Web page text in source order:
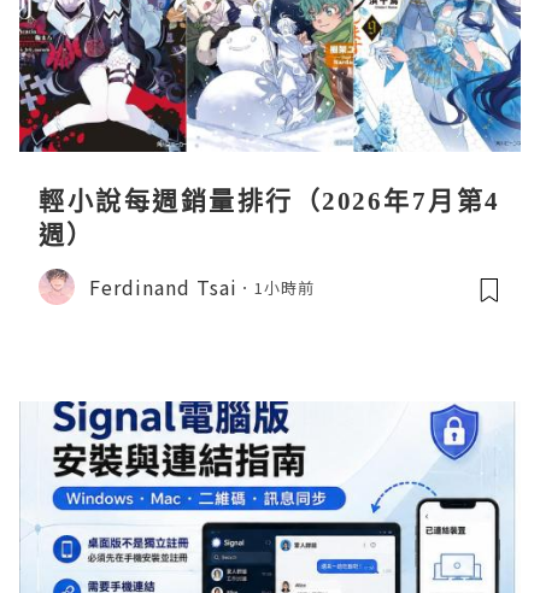
輕小說每週銷量排行（2026年7月第4
週）
Ferdinand Tsai 1小時前